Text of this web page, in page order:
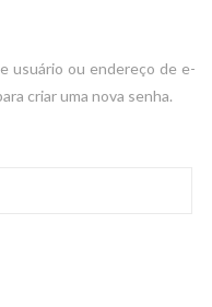
usuário ou endereço de e-
criar uma nova senha.